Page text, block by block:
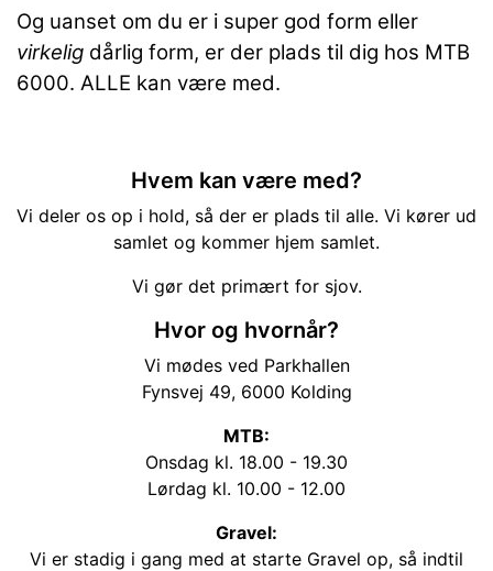
Og uanset om du er i super god form eller
virkelig dårlig form, er der plads til dig hos MTB
6000. ALLE kan være med.
Hvem kan være med?
Vi deler os op i hold, så der er plads til alle. Vi kører ud
samlet og kommer hjem samlet.
Vi gør det primært for sjov.
Hvor og hvornår?
Vi mødes ved Parkhallen
Fynsvej 49, 6000 Kolding
MTB:
Onsdag kl. 18.00 - 19.30
Lørdag kl. 10.00 - 12.00
Gravel:
Vi er stadig i gang med at starte Gravel op, så indtil